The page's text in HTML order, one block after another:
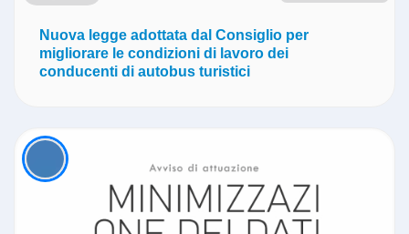
Nuova legge adottata dal Consiglio per
migliorare le condizioni di lavoro dei
conducenti di autobus turistici